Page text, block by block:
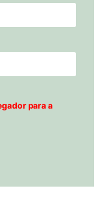
para a